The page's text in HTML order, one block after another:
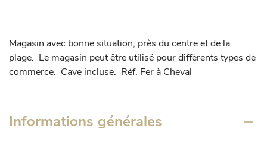
Magasin avec bonne situation, près du centre et de la
plage.  Le magasin peut être utilisé pour différents types de
commerce.  Cave incluse.  Réf. Fer à Cheval
Informations générales